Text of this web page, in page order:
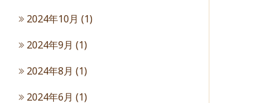
2024年10月 (1)
2024年9月 (1)
2024年8月 (1)
2024年6月 (1)